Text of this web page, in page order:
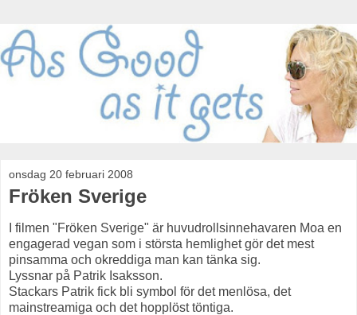
onsdag 20 februari 2008
Fröken Sverige
I filmen "Fröken Sverige" är huvudrollsinnehavaren Moa en
engagerad vegan som i största hemlighet gör det mest
pinsamma och okreddiga man kan tänka sig.
Lyssnar på Patrik Isaksson.
Stackars Patrik fick bli symbol för det menlösa, det
mainstreamiga och det hopplöst töntiga.